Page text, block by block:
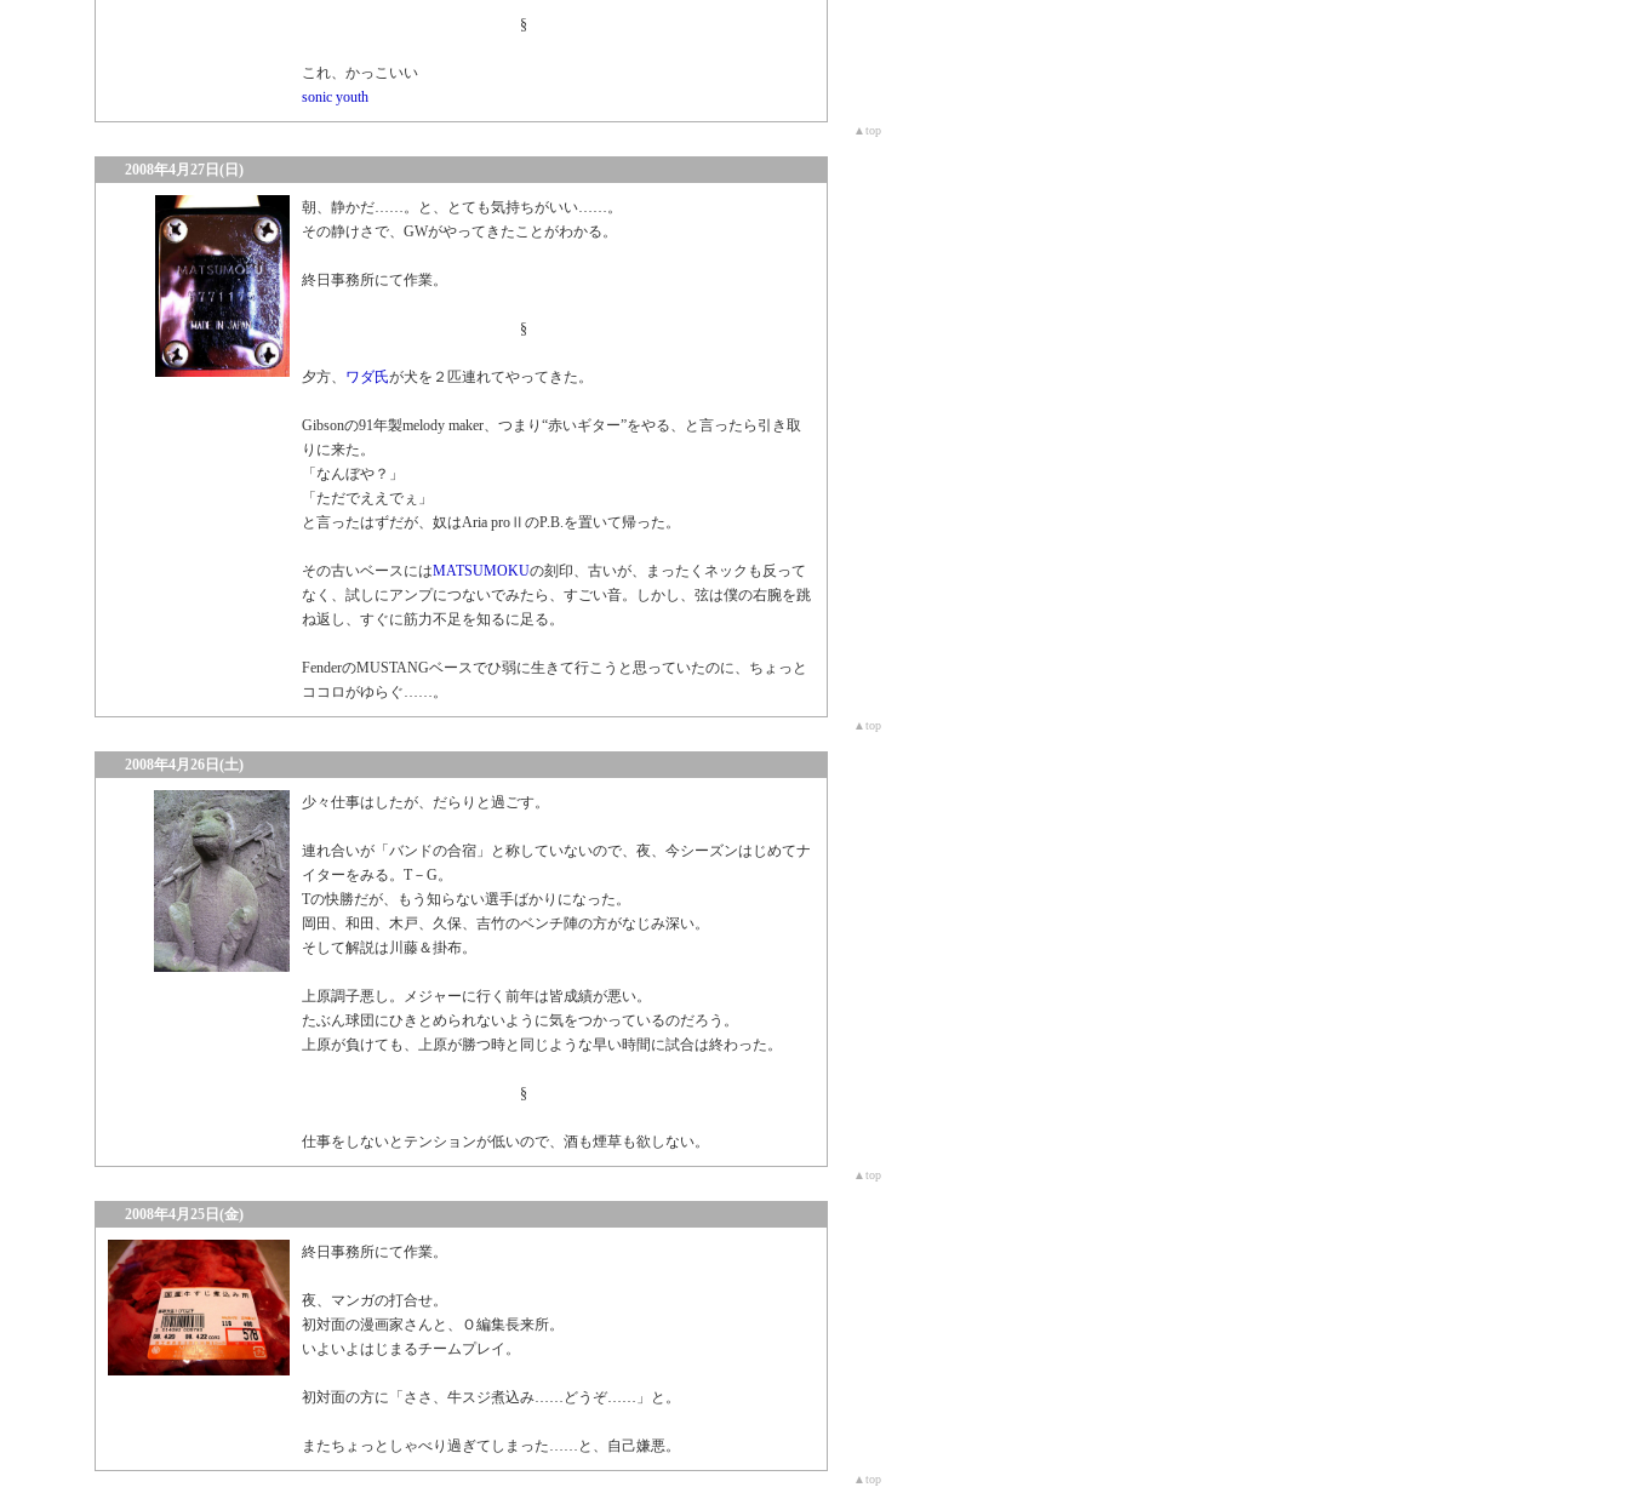
§
これ、かっこいい
sonic youth
▲top
2008年4月27日(日)
朝、静かだ……。と、とても気持ちがいい……。
その静けさで、GWがやってきたことがわかる。
終日事務所にて作業。
§
夕方、 ワダ氏が犬を２匹連れてやってきた。
Gibsonの91年製melody maker、つまり“赤いギター”をやる、と言ったら引き取
りに来た。
「なんぼや？」
「ただでええでぇ」
と言ったはずだが、奴はAria proⅡのP.B.を置いて帰った。
その古いベースにはMATSUMOKUの刻印、古いが、まったくネックも反って
なく、試しにアンプにつないでみたら、すごい音。しかし、弦は僕の右腕を跳
ね返し、すぐに筋力不足を知るに足る。
FenderのMUSTANGベースでひ弱に生きて行こうと思っていたのに、ちょっと
ココロがゆらぐ……。
▲top
2008年4月26日(土)
少々仕事はしたが、だらりと過ごす。
連れ合いが「バンドの合宿」と称していないので、夜、今シーズンはじめてナ
イターをみる。T－G。
Tの快勝だが、もう知らない選手ばかりになった。
岡田、和田、木戸、久保、吉竹のベンチ陣の方がなじみ深い。
そして解説は川藤＆掛布。
上原調子悪し。メジャーに行く前年は皆成績が悪い。
たぶん球団にひきとめられないように気をつかっているのだろう。
上原が負けても、上原が勝つ時と同じような早い時間に試合は終わった。
§
仕事をしないとテンションが低いので、酒も煙草も欲しない。
▲top
2008年4月25日(金)
終日事務所にて作業。
夜、マンガの打合せ。
初対面の漫画家さんと、Ｏ編集長来所。
いよいよはじまるチームプレイ。
初対面の方に「ささ、牛スジ煮込み……どうぞ……」と。
またちょっとしゃべり過ぎてしまった……と、自己嫌悪。
▲top